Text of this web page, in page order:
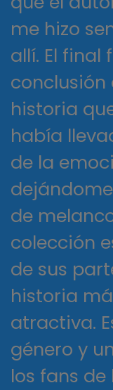
me hizo
allí. El final
historia
había
de la
de
colección
de sus
historia
atractiva.
género y
los fans de